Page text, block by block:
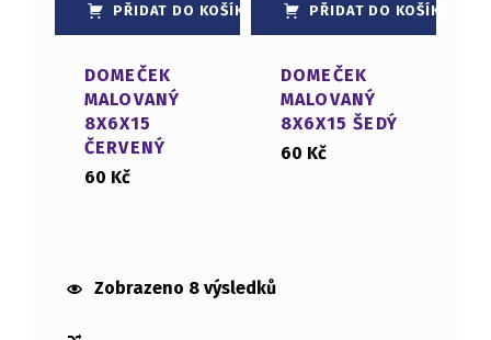
PŘIDAT DO KOŠÍKU
DOMEČEK
MALOVANÝ
8X6X15
ČERVENÝ
60 Kč
PŘIDAT DO KOŠÍKU
DOMEČEK
MALOVANÝ
8X6X15 ŠEDÝ
60 Kč
Zobrazeno 8 výsledků